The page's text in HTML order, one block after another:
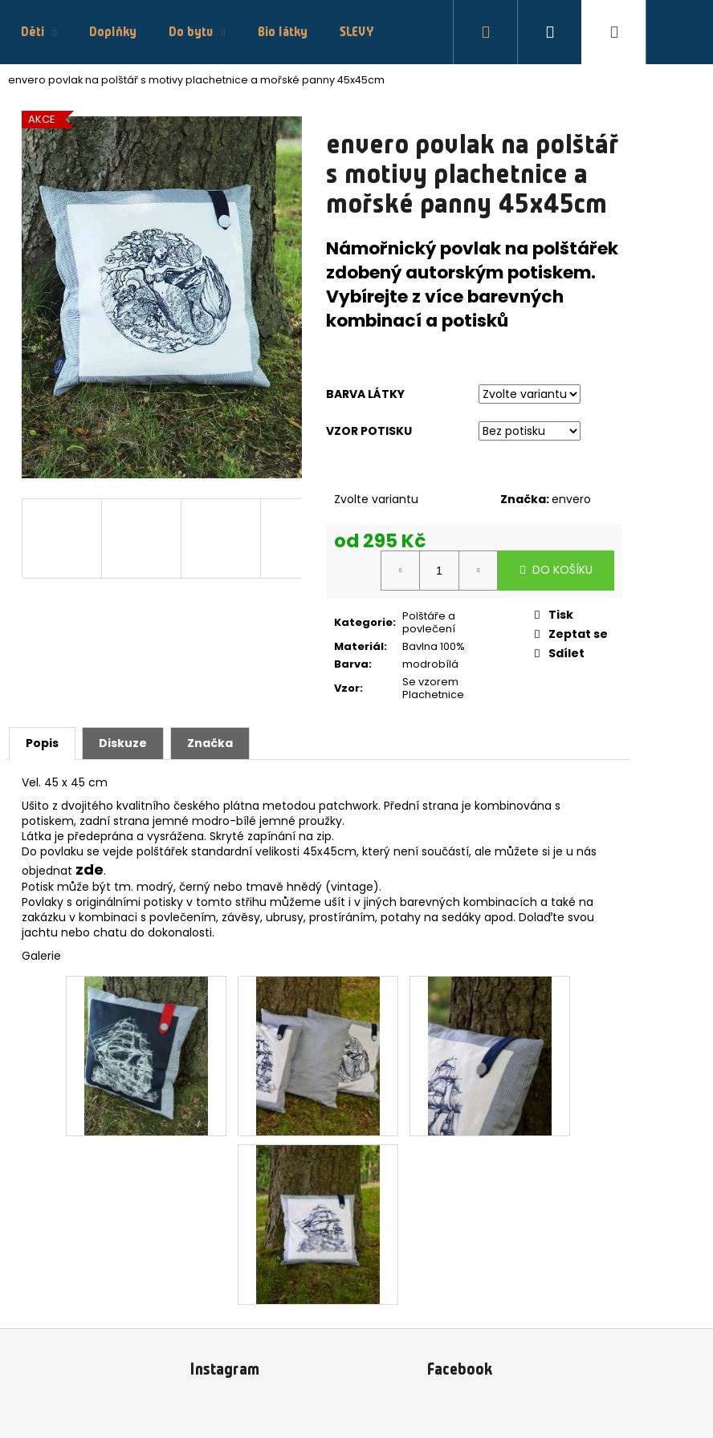
Děti Doplňky Do bytu Bio látky SLEVY Přihlášení
envero povlak na polštář s motivy plachetnice a mořské panny 45x45cm
envero povlak na polštář
s motivy plachetnice a
mořské panny 45x45cm
Námořnický povlak na polštářek
zdobený autorským potiskem.
Vybírejte z více barevných
kombinací a potisků
BARVA LÁTKY
VZOR POTISKU
Zvolte variantu Značka:envero
od 295 Kč
DO KOŠÍKU
Kategorie: Polštáře a
povlečení
Materiál:
Bavlna 100%
Barva:
modrobílá
Vzor:
Se vzorem
Plachetnice
Tisk
Zeptat se
Sdílet
AKCE
Popis Diskuze Značka
Vel. 45 x 45 cm
Ušito z dvojitého kvalitního českého plátna metodou patchwork. Přední strana je kombinována s
potiskem, zadní strana jemné modro-bílé jemné proužky.
Látka je předeprána a vysrážena. Skryté zapínání na zip.
Do povlaku se vejde polštářek standardní velikosti 45x45cm, který není součástí, ale můžete si je u nás
objednat zde.
Potisk může být tm. modrý, černý nebo tmavě hnědý (vintage).
Povlaky s originálními potisky v tomto střihu můžeme ušít i v jiných barevných kombinacích a také na
zakázku v kombinaci s povlečením, závěsy, ubrusy, prostíráním, potahy na sedáky apod. Dolaďte svou
jachtu nebo chatu do dokonalosti.
Galerie
Co potřebujete najít?
HLEDAT
Doporučujeme
ENVERO SUKNĚ BAMBUS
KRÁTKÁ VÍCE ODSTÍNŮ
699 Kč
ENVERO TAŠKA S POTISKEM
BULDOČEK
265 Kč
Instagram Facebook